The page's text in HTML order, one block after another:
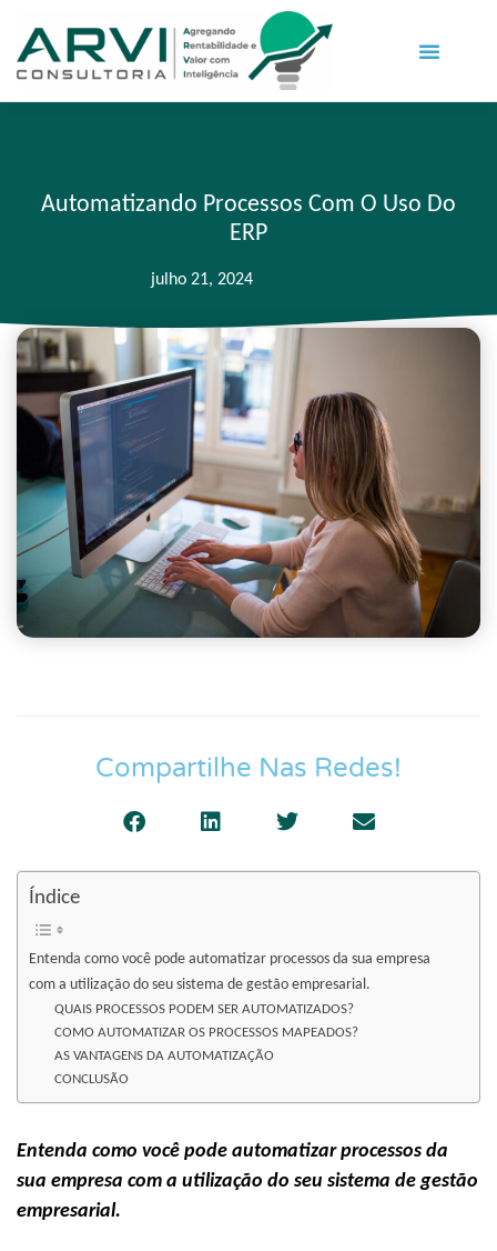
Automatizando Processos Com O Uso Do
ERP
julho 21, 2024
Compartilhe Nas Redes!
Índice
Entenda como você pode automatizar processos da sua empresa
com a utilização do seu sistema de gestão empresarial.
QUAIS PROCESSOS PODEM SER AUTOMATIZADOS?
COMO AUTOMATIZAR OS PROCESSOS MAPEADOS?
AS VANTAGENS DA AUTOMATIZAÇÃO
CONCLUSÃO
Entenda como você pode automatizar processos da
sua empresa com a utilização do seu sistema de gestão
empresarial.